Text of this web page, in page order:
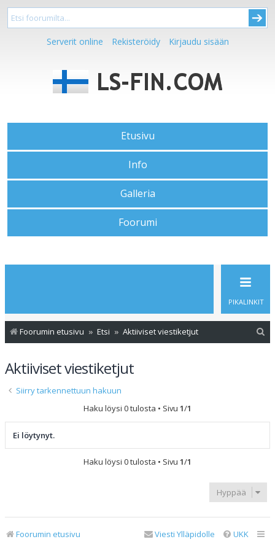
Serverit online Rekisteröidy Kirjaudu sisään
Etusivu
Info
Galleria
Foorumi
PIKALINKIT
Foorumin etusivu Etsi Aktiiviset viestiketjut
Aktiiviset viestiketjut
Siirry tarkennettuun hakuun
Haku löysi 0 tulosta • Sivu 1/1
Ei löytynyt.
Haku löysi 0 tulosta • Sivu 1/1
Hyppää
Foorumin etusivu UKK
Viesti Ylläpidolle